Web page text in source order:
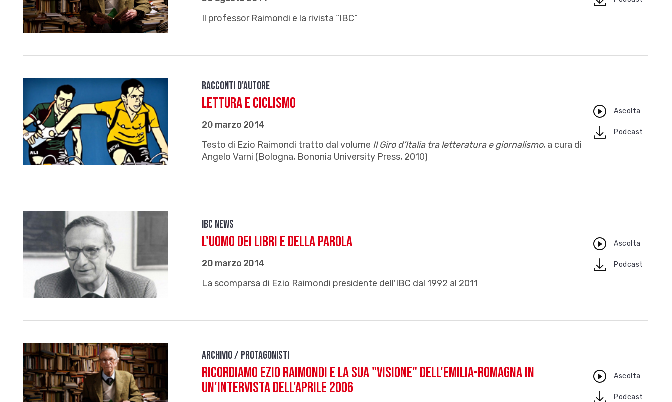
Il professor Raimondi e la rivista “IBC”
Racconti d'autore
Lettura e ciclismo
20 marzo 2014
Testo di Ezio Raimondi tratto dal volume Il Giro d’Italia tra letteratura e giornalismo, a cura di
Angelo Varni (Bologna, Bononia University Press, 2010)
Ascolta
downloadPodcast
IBC news
L'uomo dei libri e della parola
20 marzo 2014
La scomparsa di Ezio Raimondi presidente dell'IBC dal 1992 al 2011
Ascolta
downloadPodcast
Archivio / Protagonisti
Ricordiamo Ezio Raimondi e la sua "visione" dell'Emilia-Romagna in
un’intervista dell’aprile 2006
Ascolta
downloadPodcast